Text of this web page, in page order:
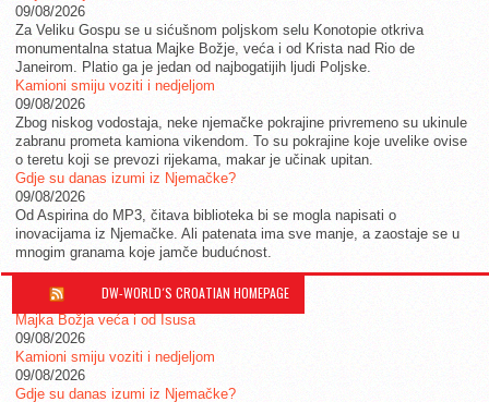
09/08/2026
Za Veliku Gospu se u sićušnom poljskom selu Konotopie otkriva
monumentalna statua Majke Božje, veća i od Krista nad Rio de
Janeirom. Platio ga je jedan od najbogatijih ljudi Poljske.
Kamioni smiju voziti i nedjeljom
09/08/2026
Zbog niskog vodostaja, neke njemačke pokrajine privremeno su ukinule
zabranu prometa kamiona vikendom. To su pokrajine koje uvelike ovise
o teretu koji se prevozi rijekama, makar je učinak upitan.
Gdje su danas izumi iz Njemačke?
09/08/2026
Od Aspirina do MP3, čitava biblioteka bi se mogla napisati o
inovacijama iz Njemačke. Ali patenata ima sve manje, a zaostaje se u
mnogim granama koje jamče budućnost.
DW-WORLD´S CROATIAN HOMEPAGE
Majka Božja veća i od Isusa
09/08/2026
Kamioni smiju voziti i nedjeljom
09/08/2026
Gdje su danas izumi iz Njemačke?